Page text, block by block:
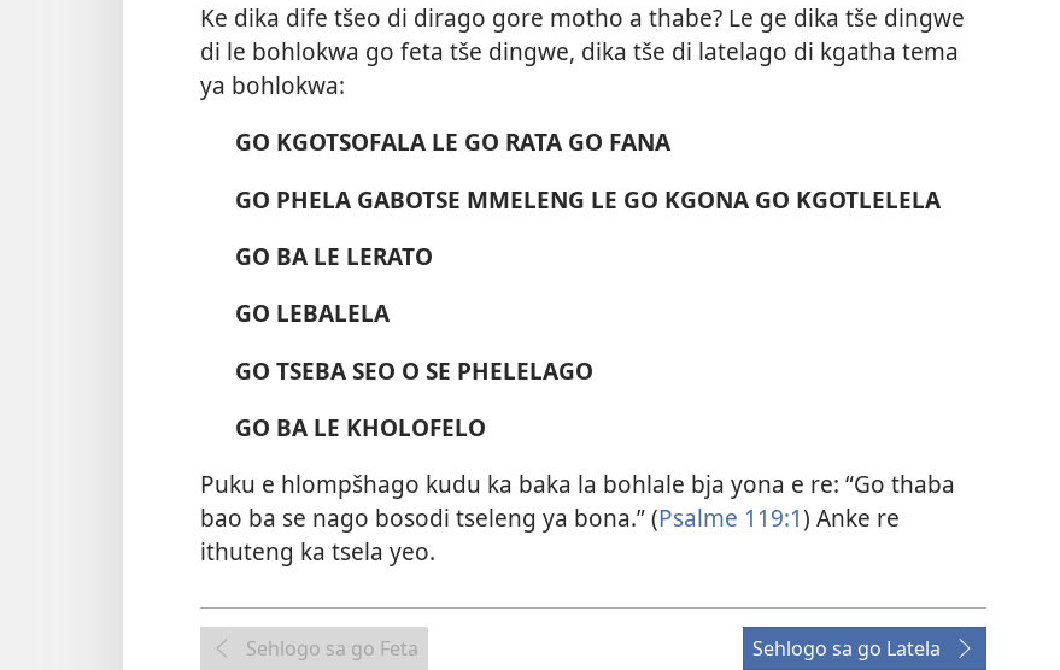
Ke dika dife tšeo di dirago gore motho a thabe? Le ge dika tše dingwe
di le bohlokwa go feta tše dingwe, dika tše di latelago di kgatha tema
ya bohlokwa:
GO KGOTSOFALA LE GO RATA GO FANA
GO PHELA GABOTSE MMELENG LE GO KGONA GO KGOTLELELA
GO BA LE LERATO
GO LEBALELA
GO TSEBA SEO O SE PHELELAGO
GO BA LE KHOLOFELO
Puku e hlompšhago kudu ka baka la bohlale bja yona e re: “Go thaba
bao ba se nago bosodi tseleng ya bona.” (Psalme 119:1) Anke re
ithuteng ka tsela yeo.
Sehlogo sa go Feta Sehlogo sa go Latela